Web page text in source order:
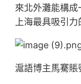
來北外灘能構
上海最具吸引力
滬語博主馬騫賬